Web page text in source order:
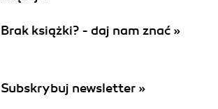
Brak książki? - daj nam znać »
Subskrybuj newsletter »